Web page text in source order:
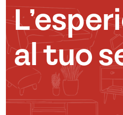
al tuo